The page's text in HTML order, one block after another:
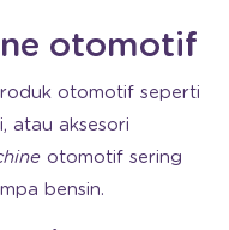
otomotif
otomotif seperti
atau aksesori
otomotif sering
bensin.